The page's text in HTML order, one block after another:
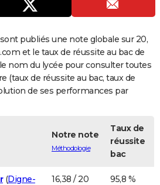
publiés une note globale sur 20,
et le taux de réussite au bac de
nom du lycée pour consulter toutes
(taux de réussite au bac, taux de
de ses performances par
Notre note
Méthodologie
Taux de
réussite
bac
(Digne-
16,38 / 20 95,8 %